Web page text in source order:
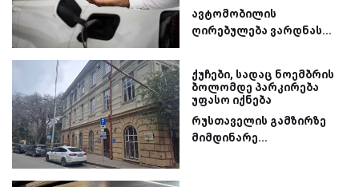
ავტომობილის
ღირებულება ვარდნას...
ქუჩები, სადაც ნოემბრის
ბოლომდე პარკირება
უფასო იქნება
რუსთაველის გამზირზე
მიმდინარე...